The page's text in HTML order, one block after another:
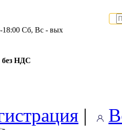
Сб, Вс - вых
без НДС
|